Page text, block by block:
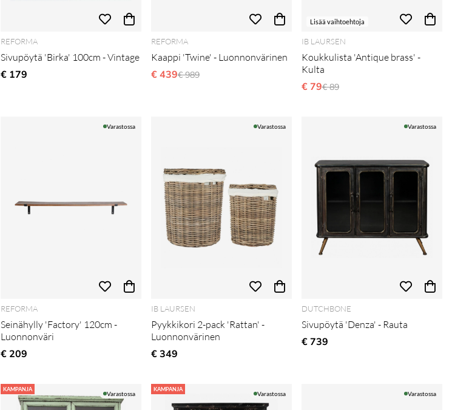
REFORMA
Sivupöytä 'Birka' 100cm - Vintage
€ 179
REFORMA
Kaappi 'Twine' - Luonnonvärinen
€ 439Normaali hinta
€ 989
Lisää vaihtoehtoja
IB LAURSEN
Koukkulista 'Antique brass' -
Kulta
€ 79Normaali hinta
€ 89
Varastossa
REFORMA
Seinähylly 'Factory' 120cm -
Luonnonväri
€ 209
Varastossa
IB LAURSEN
Pyykkikori 2-pack 'Rattan' -
Luonnonvärinen
€ 349
Varastossa
DUTCHBONE
Sivupöytä 'Denza' - Rauta
€ 739
KAMPANJA
Varastossa
KAMPANJA
Varastossa Varastossa